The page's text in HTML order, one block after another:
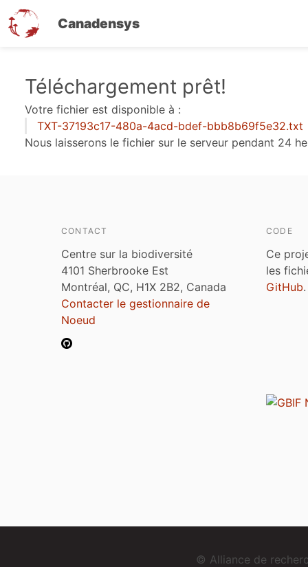
Canadensys
contenu
principal
Téléchargement prêt!
Votre fichier est disponible à :
TXT-37193c17-480a-4acd-bdef-bbb8b69f5e32.txt
Nous laisserons le fichier sur le serveur pendant 24
CONTACT
Centre sur la biodiversité
4101 Sherbrooke Est
Montréal, QC, H1X 2B2, Canada
Contacter le gestionnaire de
Noeud
CODE
Ce
les
GitHub.
© Alliance de